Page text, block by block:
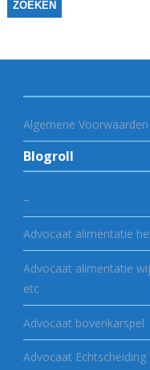
Algemene Voorwaarden
Blogroll
–
Advocaat alimentatie
Advocaat alimentatie
etc
Advocaat bovenkarspel
Advocaat Echtscheiding